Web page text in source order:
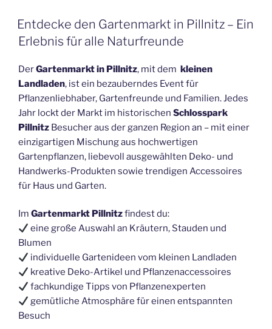
Entdecke den Gartenmarkt in Pillnitz – Ein
Erlebnis für alle Naturfreunde
DerGartenmarkt in Pillnitz, mit dem kleinen
Landladen, ist ein bezauberndes Event für
Pflanzenliebhaber, Gartenfreunde und Familien. Jedes
Jahr lockt der Markt im historischen Schlosspark
Pillnitz Besucher aus der ganzen Region an – mit einer
einzigartigen Mischung aus hochwertigen
Gartenpflanzen, liebevoll ausgewählten Deko- und
Handwerks-Produkten sowie trendigen Accessoires
für Haus und Garten.
Im Gartenmarkt Pillnitzfindest du:
eine große Auswahl an Kräutern, Stauden und
Blumen
individuelle Gartenideen vom kleinen Landladen
kreative Deko-Artikel und Pflanzenaccessoires
fachkundige Tipps von Pflanzenexperten
gemütliche Atmosphäre für einen entspannten
Besuch